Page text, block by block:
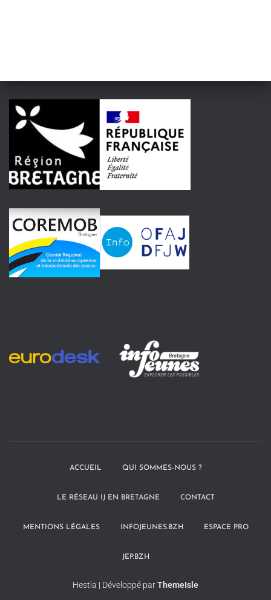
ACCUEIL QUI SOMMES-NOUS ?
LE RÉSEAU IJ EN BRETAGNE CONTACT
MENTIONS LÉGALES INFOJEUNES.BZH ESPACE PRO
JEP.BZH
Hestia | Développé parThemeIsle